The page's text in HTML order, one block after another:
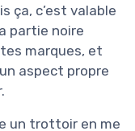
ça, c’est valable
partie noire
marques, et
aspect propre
un trottoir en me